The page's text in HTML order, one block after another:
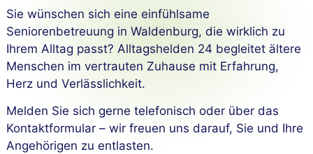
Sie wünschen sich eine einfühlsame
Seniorenbetreuung in Waldenburg, die wirklich zu
Ihrem Alltag passt? Alltagshelden 24 begleitet ältere
Menschen im vertrauten Zuhause mit Erfahrung,
Herz und Verlässlichkeit.
Melden Sie sich gerne telefonisch oder über das
Kontaktformular – wir freuen uns darauf, Sie und Ihre
Angehörigen zu entlasten.